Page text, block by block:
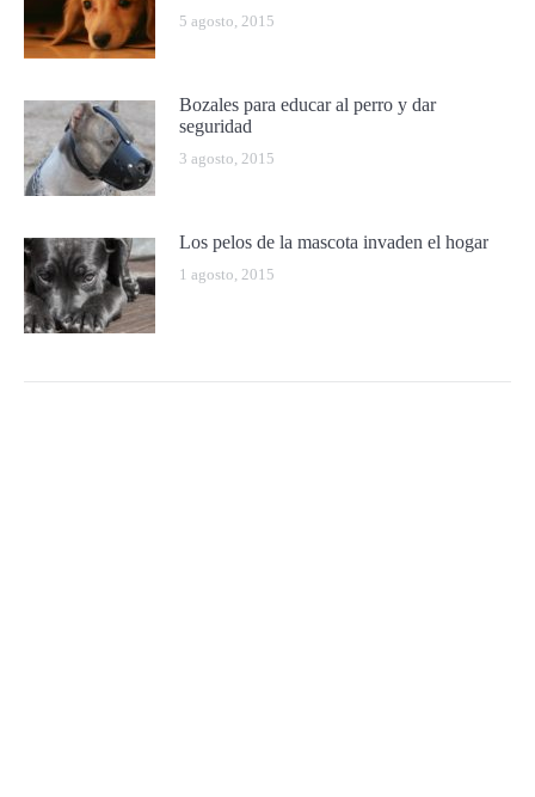
5 agosto, 2015
Bozales para educar al perro y dar
seguridad
3 agosto, 2015
Los pelos de la mascota invaden el hogar
1 agosto, 2015